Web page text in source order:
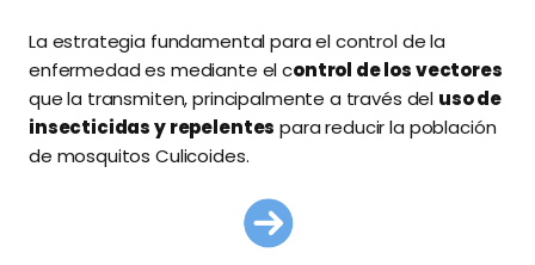
La estrategia fundamental para el control de la
enfermedad es mediante el control de los vectores
que la transmiten, principalmente a través del uso de
insecticidas y repelentes para reducir la población
de mosquitos Culicoides.